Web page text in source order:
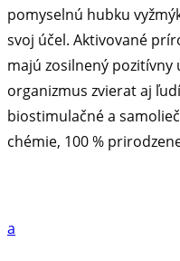
pomyselnú hubku
svoj účel. Aktivované
majú zosilnený pozitívny
organizmus zvierat aj
biostimulačné a
chémie, 100 %
a